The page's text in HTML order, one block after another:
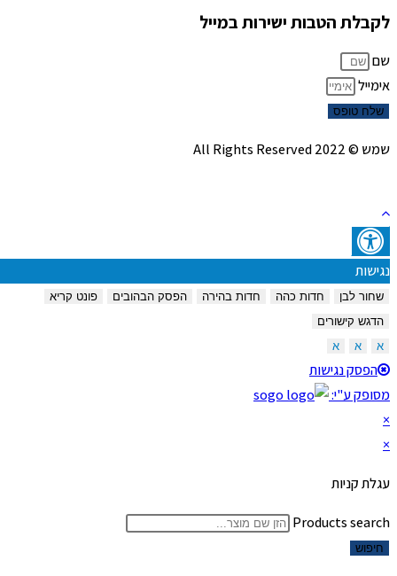
לקבלת הטבות ישירות במייל
שם
אימייל
שלח טופס
שמש © 2022 All Rights Reserved
נגישות
שחור לבן חדות כהה חדות בהירה הפסק הבהובים
פונט קריא
הדגש קישורים
הפסק נגישות
מסופק ע"י:
עגלת קניות
Products search
חיפוש